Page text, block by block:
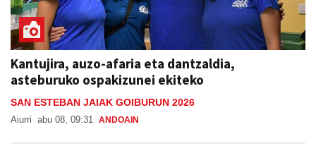
Kantujira, auzo-afaria eta dantzaldia,
asteburuko ospakizunei ekiteko
SAN ESTEBAN JAIAK GOIBURUN 2026
Aiurri abu 08, 09:31 ANDOAIN